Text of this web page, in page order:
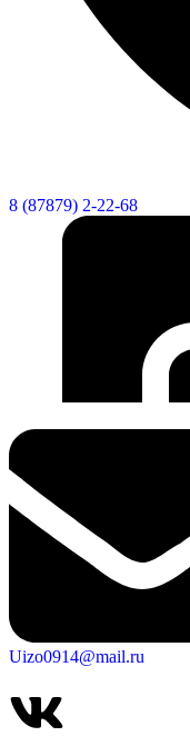
КСП КГО
8 (87879) 2-22-68
Uizo0914@mail.ru